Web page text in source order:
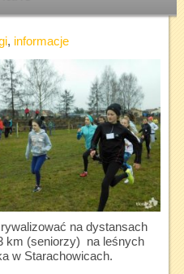
, informacje
na dystansach
km (seniorzy) na leśnych
w Starachowicach.